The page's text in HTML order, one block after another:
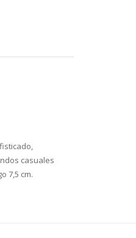
casuales
7,5 cm.